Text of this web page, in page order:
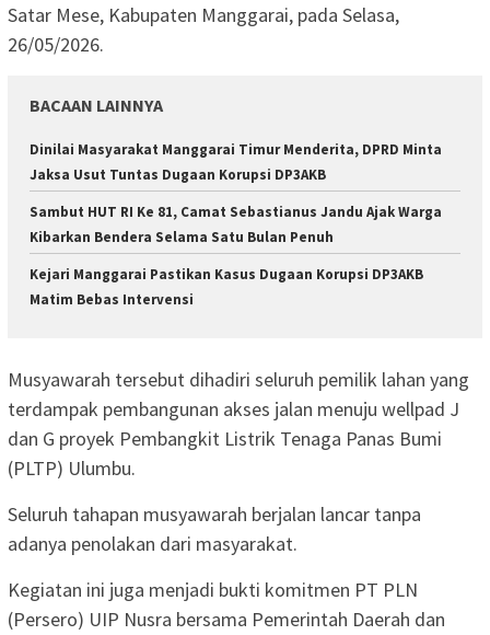
Satar Mese, Kabupaten Manggarai, pada Selasa,
26/05/2026.
BACAAN LAINNYA
Dinilai Masyarakat Manggarai Timur Menderita, DPRD Minta
Jaksa Usut Tuntas Dugaan Korupsi DP3AKB
Sambut HUT RI Ke 81, Camat Sebastianus Jandu Ajak Warga
Kibarkan Bendera Selama Satu Bulan Penuh
Kejari Manggarai Pastikan Kasus Dugaan Korupsi DP3AKB
Matim Bebas Intervensi
Musyawarah tersebut dihadiri seluruh pemilik lahan yang
terdampak pembangunan akses jalan menuju wellpad J
dan G proyek Pembangkit Listrik Tenaga Panas Bumi
(PLTP) Ulumbu.
Seluruh tahapan musyawarah berjalan lancar tanpa
adanya penolakan dari masyarakat.
Kegiatan ini juga menjadi bukti komitmen PT PLN
(Persero) UIP Nusra bersama Pemerintah Daerah dan